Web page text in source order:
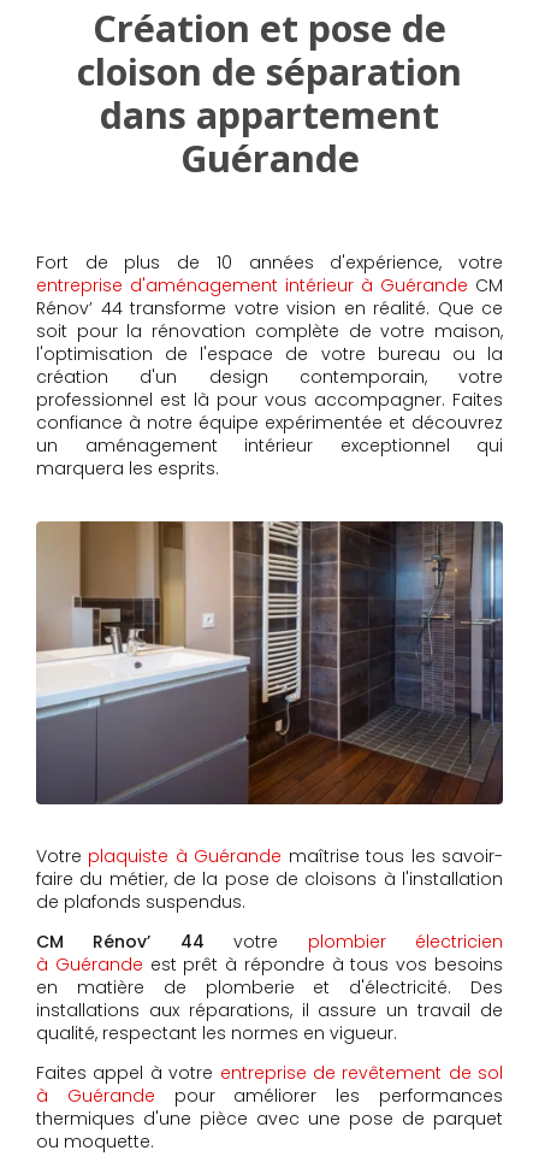
Création et pose de
cloison de séparation
dans appartement
Guérande
Fort de plus de 10 années d'expérience, votre
entreprise d'aménagement intérieur à Guérande CM
Rénov’ 44 transforme votre vision en réalité. Que ce
soit pour la rénovation complète de votre maison,
l'optimisation de l'espace de votre bureau ou la
création d'un design contemporain, votre
professionnel est là pour vous accompagner. Faites
confiance à notre équipe expérimentée et découvrez
un aménagement intérieur exceptionnel qui
marquera les esprits.
Votre plaquiste à Guérande maîtrise tous les savoir-
faire du métier, de la pose de cloisons à l'installation
de plafonds suspendus.
CM Rénov’ 44 votre plombier électricien
à Guérande est prêt à répondre à tous vos besoins
en matière de plomberie et d'électricité. Des
installations aux réparations, il assure un travail de
qualité, respectant les normes en vigueur.
Faites appel à votre entreprise de revêtement de sol
à Guérande pour améliorer les performances
thermiques d'une pièce avec une pose de parquet
ou moquette.